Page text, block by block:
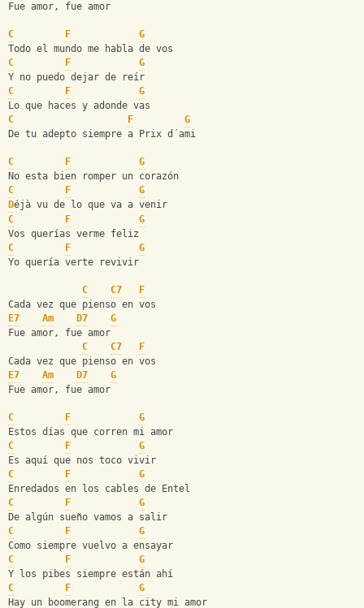
Fue amor, fue amor
C F
G
Todo el mundo me habla de vos
C
F
G
Y no puedo dejar de reír
C
F
G
Lo que haces y adonde vas
C
F
G
De tu adepto siempre a Prix d´ami
C F
G
No esta bien romper un corazón
C
F
G
Déjà vu de lo que va a venir
C
F
G
Vos querías verme feliz
C
F
G
Yo quería verte revivir
C C7
F
Cada vez que pienso en vos
E7
Am D7
G
Fue amor, fue amor
C
C7
F
Cada vez que pienso en vos
E7
Am D7
G
Fue amor, fue amor
C F
G
Estos días que corren mi amor
C
F
G
Es aquí que nos toco vivir
C
F
G
Enredados en los cables de Entel
C
F
G
De algún sueño vamos a salir
C
F
G
Como siempre vuelvo a ensayar
C
F
G
Y los pibes siempre están ahí
C
F
G
Hay un boomerang en la city mi amor